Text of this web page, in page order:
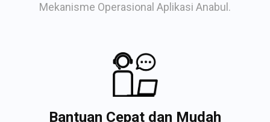
Mekanisme Operasional Aplikasi Anabul.
Bantuan Cepat dan Mudah